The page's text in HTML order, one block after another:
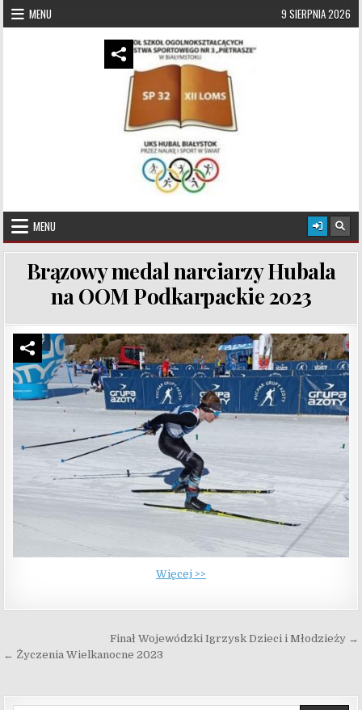
Skip to content
MENU 9 SIERPNIA 2026
UKS Hubal Białystok
MENU
Brązowy medal narciarzy Hubala
na OOM Podkarpackie 2023
Więcej >>
Nawigacja wpisuFinał Wojewódzki Igrzysk Dzieci i Młodzieży →
← Życzenia Wielkanocne 2023